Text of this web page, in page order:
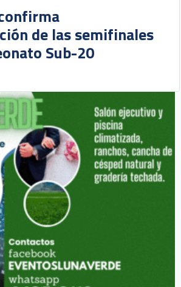
de las semifinales
Sub-20